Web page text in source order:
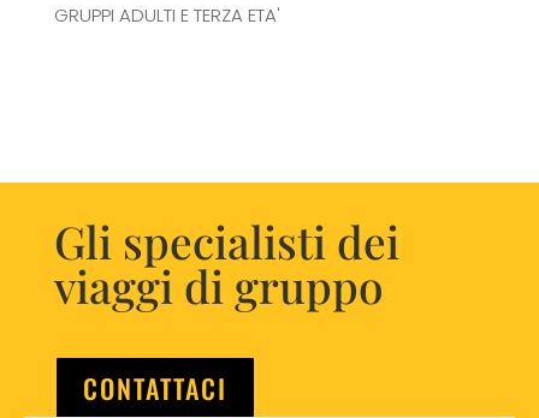
GRUPPI ADULTI E TERZA ETA'
Gli specialisti dei
viaggi di gruppo
CONTATTACI